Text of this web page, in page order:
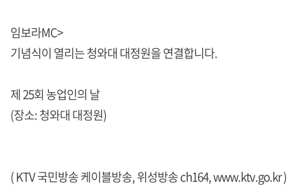
임보라MC>
기념식이 열리는 청와대 대정원을 연결합니다.
제 25회 농업인의 날
(장소: 청와대 대정원)
( KTV 국민방송 케이블방송, 위성방송 ch164,www.ktv.go.kr)